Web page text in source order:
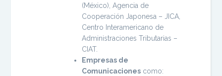
(México), Agencia de
Cooperación Japonesa – JICA,
Centro Interamericano de
Administraciones Tributarias –
CIAT.
Empresas de
Comunicacionescomo: